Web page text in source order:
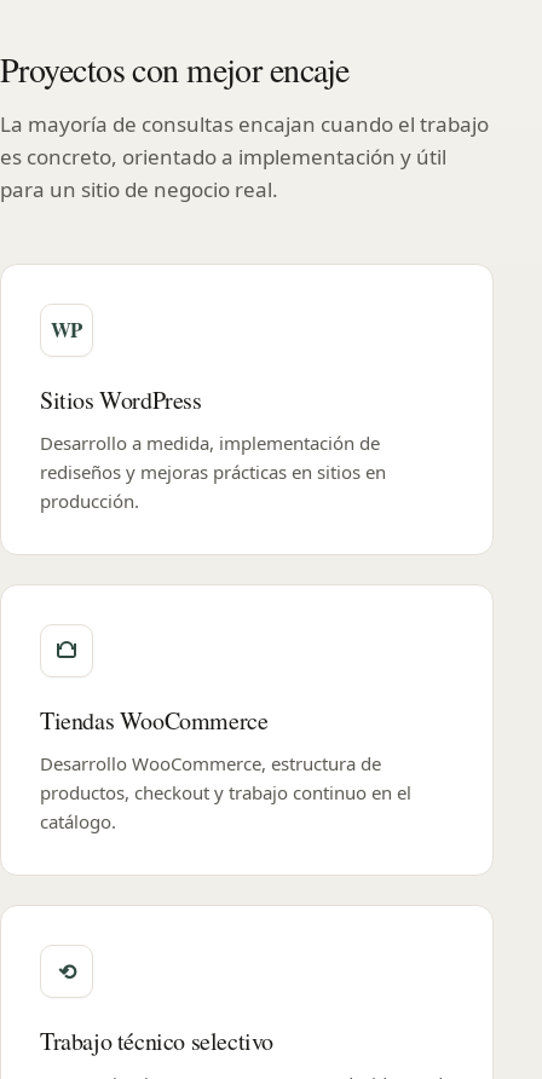
Proyectos con mejor encaje
La mayoría de consultas encajan cuando el trabajo
es concreto, orientado a implementación y útil
para un sitio de negocio real.
Sitios WordPress
Desarrollo a medida, implementación de
rediseños y mejoras prácticas en sitios en
producción.
Tiendas WooCommerce
Desarrollo WooCommerce, estructura de
productos, checkout y trabajo continuo en el
catálogo.
Trabajo técnico selectivo